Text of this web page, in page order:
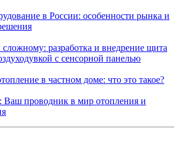
в России: особенности рынка и
разработка и внедрение щита
с сенсорной панелью
в частном доме: что это такое?
Ваш проводник в мир отопления и